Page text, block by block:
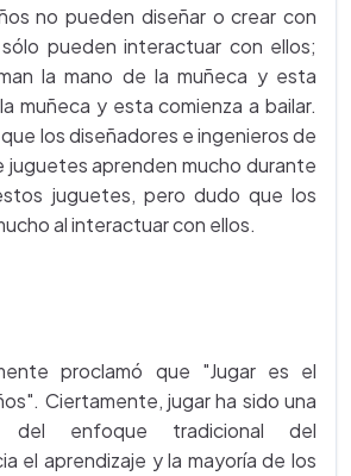
no pueden diseñar o crear con
pueden interactuar con ellos;
la mano de la muñeca y esta
muñeca y esta comienza a bailar.
los diseñadores e ingenieros de
juguetes aprenden mucho durante
juguetes, pero dudo que los
al interactuar con ellos.
proclamó que "Jugar es el
Ciertamente, jugar ha sido una
del enfoque tradicional del
el aprendizaje y la mayoría de los